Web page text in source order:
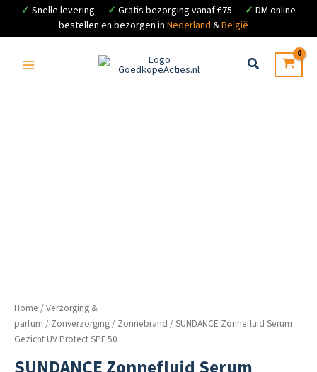
✓ Snelle levering ✓ Gratis bezorging vanaf €75 ✓ DM online
bestellen en bezorgen in Nederland &België
inhoud
Home /Verzorging &
parfum / Zonverzorging/ Zonnebrand / SUNDANCE Zonnefluid Serum
Gezicht UV Protect SPF 50